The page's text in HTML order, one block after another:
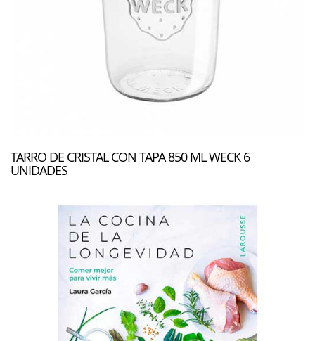
TARRO DE CRISTAL CON TAPA 850 ML WECK 6
UNIDADES